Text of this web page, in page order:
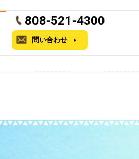
808-521-4300
問い合わせ